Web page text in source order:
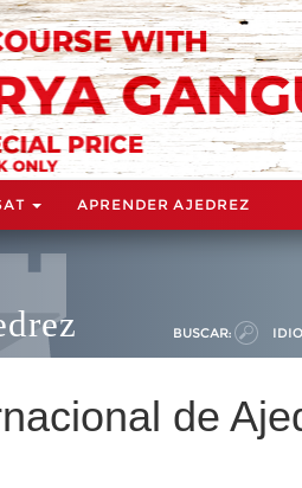
APRENDER AJEDREZ
BUSCAR:
de